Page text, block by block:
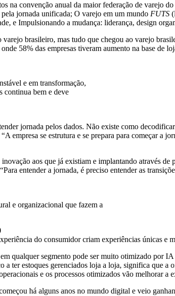
na convenção anual da maior federação de varejo
jornada unificada; O varejo em um mundo FUTS
e Impulsionando a mudança: liderança, design
brasileiro, mas tudo que chegou ao varejo
58% das empresas tiveram aumento na base
e em transformação,
continua bem e deve
jornada pelos dados. Não existe como
empresa se estrutura e se prepara para começar a
aos que já existiam e implantando através
entender a jornada, é preciso entender as
e organizacional que fazem a
do consumidor criam experiências únicas e
qualquer segmento pode ser muito otimizado por
a ter estoques gerenciados loja a loja, significa que
e os processos otimizados vão melhorar
há alguns anos no mundo digital e veio